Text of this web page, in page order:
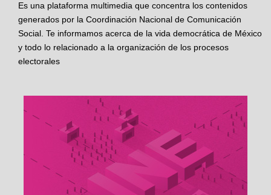
Es una plataforma multimedia que concentra los contenidos
generados por la Coordinación Nacional de Comunicación
Social. Te informamos acerca de la vida democrática de México
y todo lo relacionado a la organización de los procesos
electorales